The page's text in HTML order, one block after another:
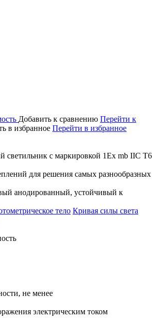
Добавить к сравнению Перейти к
в избранное Перейти в избранное
светильник с маркировкой 1Ex mb IIС T6
для решения самых разнообразных
анодированный, устойчивый к
тело Кривая силы света
не менее
электрическим током